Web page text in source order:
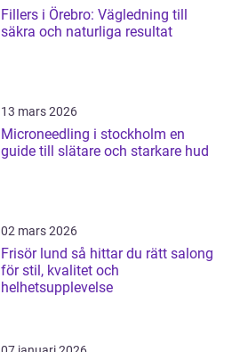
Fillers i Örebro: Vägledning till
säkra och naturliga resultat
13 mars 2026
Microneedling i stockholm en
guide till slätare och starkare hud
02 mars 2026
Frisör lund så hittar du rätt salong
för stil, kvalitet och
helhetsupplevelse